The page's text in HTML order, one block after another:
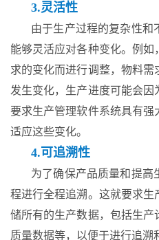
3.灵活性
由于生产过程的复杂性和
能够灵活应对各种变化。例
求的变化而进行调整，物料
发生变化，生产进度可能会
要求生产管理软件系统具有强
适应这些变化。
4.可追溯性
为了确保产品质量和提高
程进行全程追溯。这就要求
储所有的生产数据，包括生产
质量数据等，以便于进行追溯